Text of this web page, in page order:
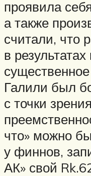
проявила
а также
считали, что
в
Галили был
с точки
что» можно
у финнов,
АК» свой